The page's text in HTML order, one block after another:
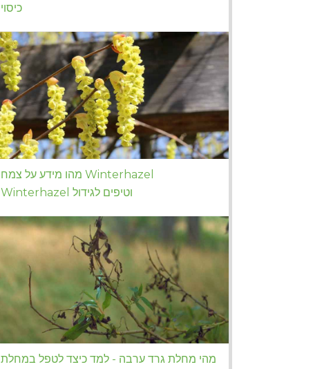
כיסוי
מהו מידע על צמח Winterhazel
Winterhazel וטיפים לגידול
מהי מחלת גרד ערבה - למד כיצד לטפל במחלת